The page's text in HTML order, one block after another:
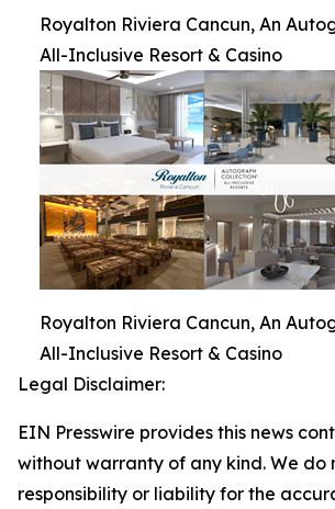
Royalton Riviera Cancun, An
All-Inclusive Resort & Casino
Royalton Riviera Cancun, An
All-Inclusive Resort & Casino
Legal Disclaimer:
EIN Presswire provides this news
without warranty of any kind. We do
responsibility or liability for the